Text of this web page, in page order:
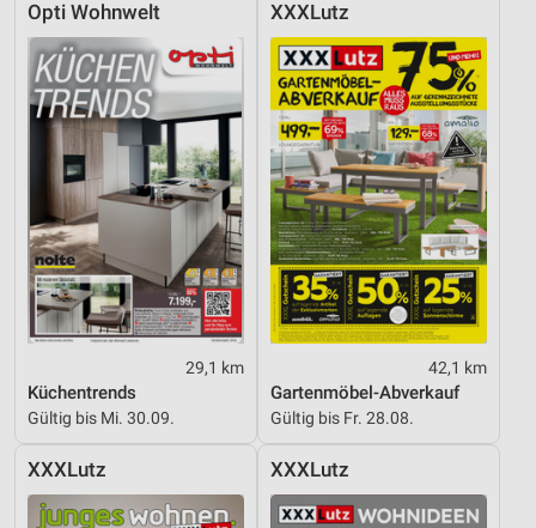
Opti Wohnwelt
29,1 km
Küchentrends
Gültig bis Mi. 30.09.
XXXLutz
42,1 km
Gartenmöbel-Abverkauf
Gültig bis Fr. 28.08.
XXXLutz XXXLutz